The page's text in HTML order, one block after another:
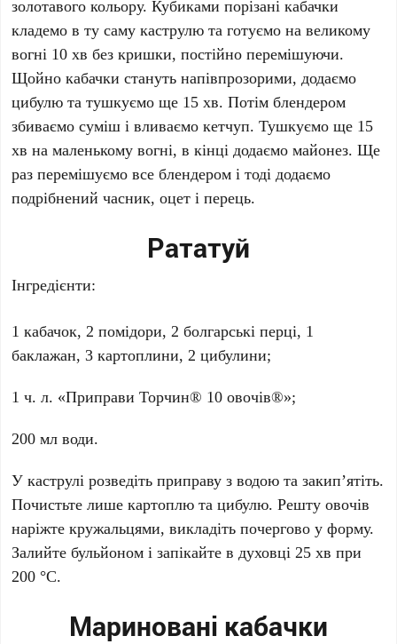
золотавого кольору. Кубиками порізані кабачки
кладемо в ту саму каструлю та готуємо на великому
вогні 10 хв без кришки, постійно перемішуючи.
Щойно кабачки стануть напівпрозорими, додаємо
цибулю та тушкуємо ще 15 хв. Потім блендером
збиваємо суміш і вливаємо кетчуп. Тушкуємо ще 15
хв на маленькому вогні, в кінці додаємо майонез. Ще
раз перемішуємо все блендером і тоді додаємо
подрібнений часник, оцет і перець.
Рататуй
Інгредієнти:
1 кабачок, 2 помідори, 2 болгарські перці, 1
баклажан, 3 картоплини, 2 цибулини;
1 ч. л. «Приправи Торчин® 10 овочів®»;
200 мл води.
У каструлі розведіть приправу з водою та закип’ятіть.
Почистьте лише картоплю та цибулю. Решту овочів
наріжте кружальцями, викладіть почергово у форму.
Залийте бульйоном і запікайте в духовці 25 хв при
200 °C.
Мариновані кабачки